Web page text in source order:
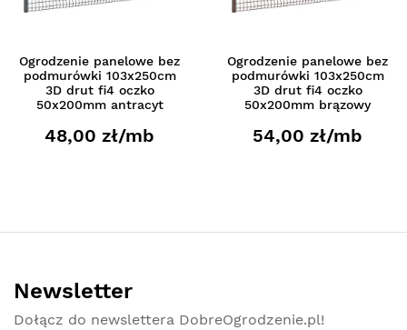
Ogrodzenie panelowe bez
podmurówki 103x250cm
3D drut fi4 oczko
50x200mm antracyt
48,00 zł/mb
Ogrodzenie panelowe bez
podmurówki 103x250cm
3D drut fi4 oczko
50x200mm brązowy
54,00 zł/mb
Newsletter
Dołącz do newslettera DobreOgrodzenie.pl!